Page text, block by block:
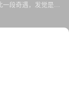
段奇遇，发觉是街
自此谈判、出门前总
生意多时的福建帮